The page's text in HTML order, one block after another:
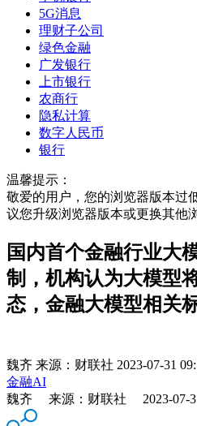
5G消息
理财子公司
绿色金融
广发银行
上市银行
农商行
隐私计算
数字人民币
银行
温馨提示：
敬爱的用户，您的浏览器版本过
议您升级浏览器版本或更换其他
国内首个金融行业大
制，机构认为大模型
态，金融大模型相关
魏齐 来源： 财联社 2023-07-31
金融AI
魏齐 来源：财联社 2023-07-